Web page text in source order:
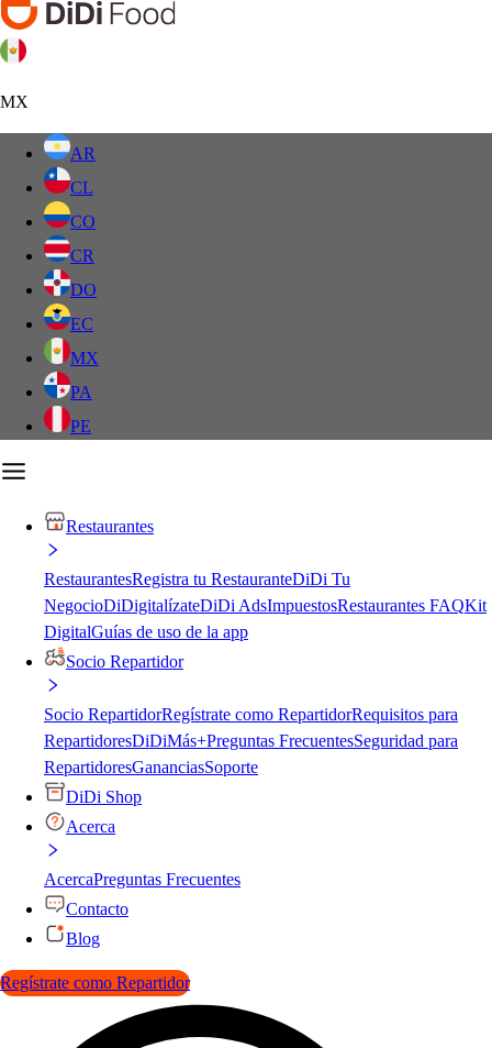
MX
AR
CL
CO
CR
DO
EC
MX
PA
PE
Restaurantes
RestaurantesRegistra tu RestauranteDiDi Tu
NegocioDiDigitalízateDiDi AdsImpuestosRestaurantes FAQKit
DigitalGuías de uso de la app
Socio Repartidor
Socio RepartidorRegístrate como RepartidorRequisitos para
RepartidoresDiDiMás+Preguntas FrecuentesSeguridad para
RepartidoresGananciasSoporte
DiDi Shop
Acerca
AcercaPreguntas Frecuentes
Contacto
Blog
Regístrate como Repartidor